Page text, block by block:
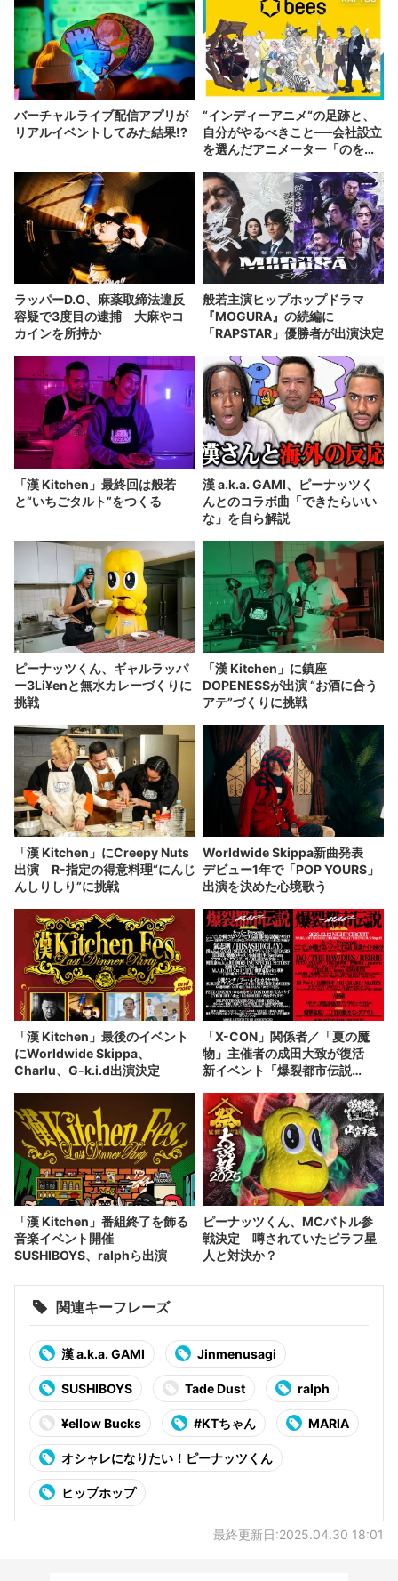
バーチャルライブ配信アプリが
リアルイベントしてみた結果!?
“インディーアニメ“の足跡と、
自分がやるべきこと──会社設立
を選んだアニメーター「のを
ラッパーD.O、麻薬取締法違反
容疑で3度目の逮捕 大麻やコ
カインを所持か
般若主演ヒップホップドラマ
『MOGURA』の続編に
「RAPSTAR」優勝者が出演決定
「漢 Kitchen」最終回は般若
と“いちごタルト”をつくる
漢 a.k.a. GAMI、ピーナッツく
んとのコラボ曲「できたらいい
な」を自ら解説
ピーナッツくん、ギャルラッパ
ー3Li¥enと無水カレーづくりに
挑戦
「漢 Kitchen」に鎮座
DOPENESSが出演 “お酒に合う
アテ”づくりに挑戦
「漢 Kitchen」にCreepy Nuts
出演 R-指定の得意料理“にんじ
んしりしり”に挑戦
Worldwide Skippa新曲発表
デビュー1年で「POP YOURS」
出演を決めた心境歌う
「漢 Kitchen」最後のイベント
にWorldwide Skippa、
Charlu、G-k.i.d出演決定
「X-CON」関係者／「夏の魔
物」主催者の成田大致が復活
新イベント「爆裂都市伝説
「漢 Kitchen」番組終了を飾る
音楽イベント開催
SUSHIBOYS、ralphら出演
ピーナッツくん、MCバトル参
戦決定 噂されていたピラフ星
人と対決か？
関連キーフレーズ
漢 a.k.a. GAMI Jinmenusagi
SUSHIBOYS Tade Dust ralph
¥ellow Bucks #KTちゃん MARIA
オシャレになりたい！ピーナッツくん
ヒップホップ
最終更新日:2025.04.30 18:01